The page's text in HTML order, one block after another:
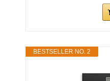
BESTSELLER NO. 2